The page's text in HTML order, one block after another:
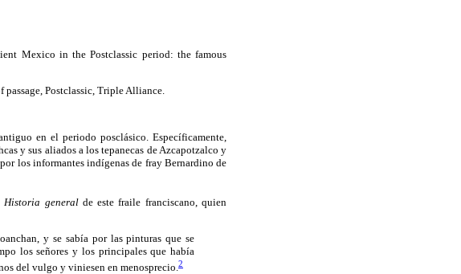
Mexico in the Postclassic period: the famous
Postclassic, Triple Alliance.
en el periodo posclásico. Específicamente,
y sus aliados a los tepanecas de Azcapotzalco y
los informantes indígenas de fray Bernardino de
Historia generalde este fraile franciscano, quien
y se sabía por las pinturas que se
los señores y los principales que había
del vulgo y viniesen en menosprecio. 2